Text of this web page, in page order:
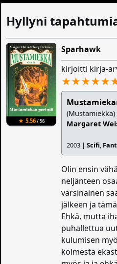
Hyllyni
★ 5.56/ 56
Sparhawk
kirjoitti kirja-
(Mustamiekka)
Margaret
2003 |Scifi,
Olin ensin
neljänteen
varsinainen
jälkeen ja
Ehkä, mutta
puhallettua
kulumisen
kolmesta